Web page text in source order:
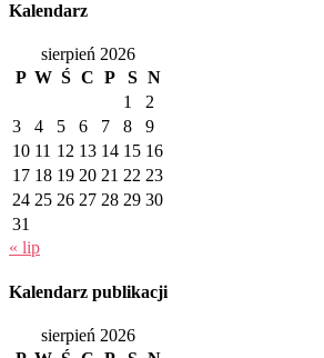
Kalendarz
sierpień 2026
P W Ś C P S N
1
2
3
4 5 6 7 8
9
10 11 12 13 14 15 16
17 18 19 20 21 22 23
24 25 26 27 28 29 30
31
« lip
Kalendarz publikacji
sierpień 2026